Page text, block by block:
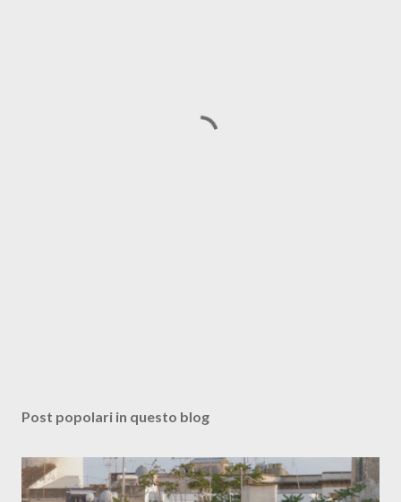
Post popolari in questo blog